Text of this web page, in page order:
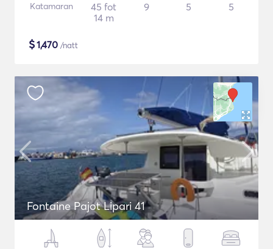
Katamaran
45 fot
14 m
9 5 5
$1,470 /natt
Fontaine Pajot Lipari 41